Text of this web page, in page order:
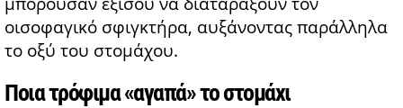
οισοφαγικό σφιγκτήρα, αυξάνοντας παράλληλα
το οξύ του στομάχου.
Ποια τρόφιμα «αγαπά» το στομάχι